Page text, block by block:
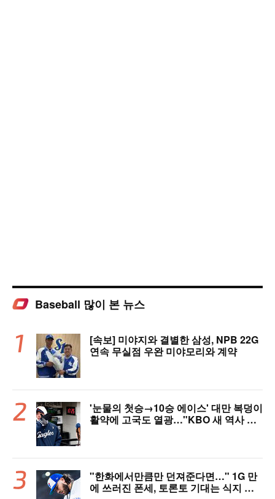
Baseball 많이 본 뉴스
[속보] 미야지와 결별한 삼성, NPB 22G
연속 무실점 우완 미야모리와 계약
'눈물의 첫승→10승 에이스' 대만 복덩이
활약에 고국도 열광…"KBO 새 역사 썼
"한화에서만큼만 던져준다면…" 1G 만
에 쓰러진 폰세, 토론토 기대는 식지 않